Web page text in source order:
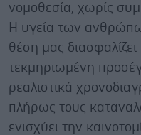
νομοθεσία, χωρίς
Η υγεία των
θέση μας διασφαλίζει
τεκμηριωμένη
ρεαλιστικά
πλήρως τους
ενισχύει την